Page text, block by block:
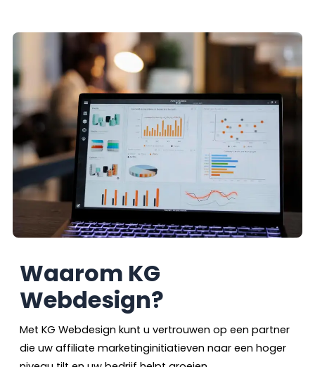
Waarom KG
Webdesign?
Met KG Webdesign kunt u vertrouwen op een partner
die uw affiliate marketinginitiatieven naar een hoger